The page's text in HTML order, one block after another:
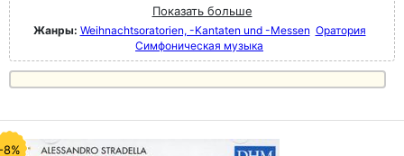
Показать больше
Жанры: Weihnachtsoratorien, -Kantaten und -Messen Оратория
Симфоническая музыка
8%